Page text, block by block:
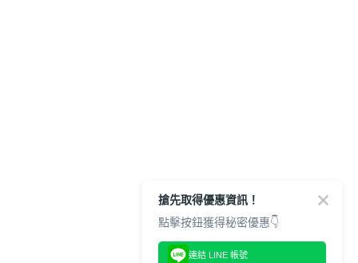
搶先取得優惠資訊！
點擊按鈕獲得秘密優惠👇
連結 LINE 帳號